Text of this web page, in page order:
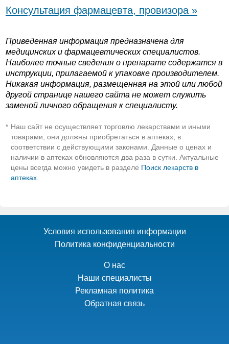
Консультация фармацевта, провизора »
Приведенная информация предназначена для
медицинских и фармацевтических специалистов.
Наиболее точные сведения о препарате содержатся в
инструкции, прилагаемой к упаковке производителем.
Никакая информация, размещенная на этой или любой
другой странице нашего сайта не может служить
заменой личного обращения к специалисту.
* Наш сайт не осуществляет торговлю лекарствами и иными
товарами, они должны приобретаться в аптеках, в
соответствии с действующими законами. Данные о ценах и
наличии в аптеках обновляются два раза в сутки. Актуальные
цены всегда можно увидеть в разделе Поиск лекарств в
аптеках
Условия использования информации
Политика конфиденциальности
О нас
Наши специалисты
Рекламная политика
Обратная связь